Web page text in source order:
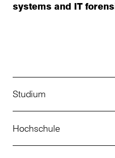
systems and IT
Studium
Studienangebot
Hochschule